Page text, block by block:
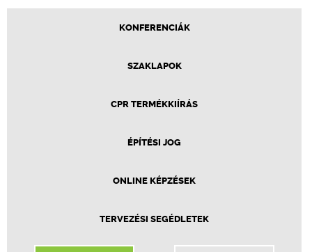
KONFERENCIÁK
SZAKLAPOK
CPR TERMÉKKIÍRÁS
ÉPÍTÉSI JOG
ONLINE KÉPZÉSEK
TERVEZÉSI SEGÉDLETEK